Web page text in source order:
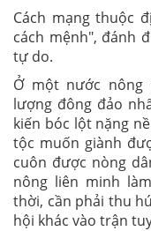
Cách mạng thuộc
cách mệnh", đánh
tự do.
Ở một nước nông
lượng đông đảo
kiến bóc lột nặng
tộc muốn giành
cuôn được nòng
nông liên minh
thời, cần phải thu
hội khác vào trận